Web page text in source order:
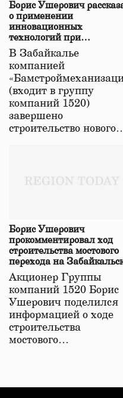
Борис Ушерович
о применении
инновационных
технологий при
строительстве нового
в Забайкалье
В Забайкалье
компанией
(входит в группу
компаний 1520)
завершено
строительство
Борис Ушерович
прокомментировал ход
строительства мостового
перехода на
железной дороге
Акционер Группы
компаний 1520 Борис
Ушерович поделился
информацией о ходе
строительства
мостового…